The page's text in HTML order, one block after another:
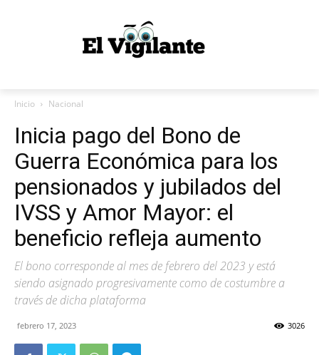
Inicio Nacional
Inicia pago del Bono de
Guerra Económica para los
pensionados y jubilados del
IVSS y Amor Mayor: el
beneficio refleja aumento
El bono corresponde al mes de febrero del 2023 y está
siendo asignado progresivamente como de costumbre a
través de dicha plataforma
febrero 17, 2023 3026